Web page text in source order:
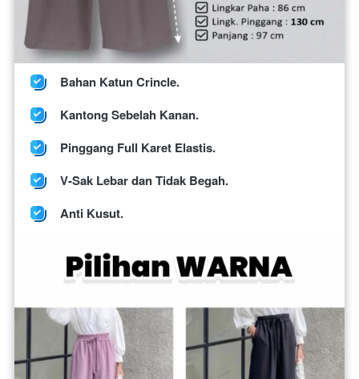
Bahan Katun Crincle.
Kantong Sebelah Kanan.
Pinggang Full Karet Elastis.
V-Sak Lebar dan Tidak Begah.
Anti Kusut.